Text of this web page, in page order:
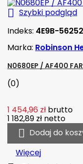
 Szybki podgląd
Indeks: 4E9B-56252
Marka: Robinson
N0680EP / AF400
(0)
1 454,96 zł brutto
1 182,89 zł netto
 Dodaj do
Więcej